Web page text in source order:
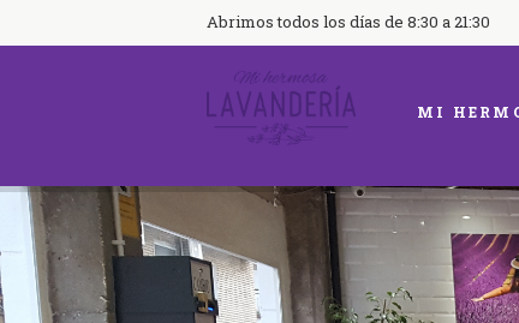
Abrimos todos los días de 8:30 a 21:30
MI